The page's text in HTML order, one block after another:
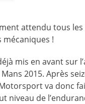
attendu tous
!
mis en avant sur
2015. Après
va donc
niveau de